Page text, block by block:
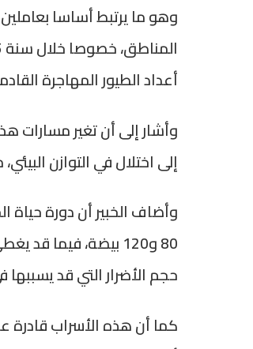
وهو ما يرتبط أساسا
أعداد الطيور المهاجرة
وأشار إلى أن تغير مسارات
إلى اختلال في التوازن
وأضاف الخبير أن دورة حياة
80 و120 بيضة،
حجم الأضرار التي قد